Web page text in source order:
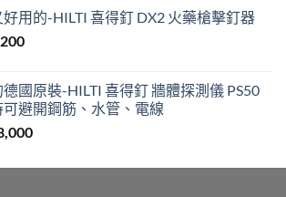
用的-HILTI 喜得釘 DX2 火藥槍擊釘器
國原裝-HILTI 喜得釘 牆體探測儀 PS50
避開鋼筋、水管、電線